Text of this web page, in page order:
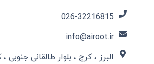
026-32216815​
info@airoot.ir
البرز ، کرج ، بلوار طالقانی جنوبی